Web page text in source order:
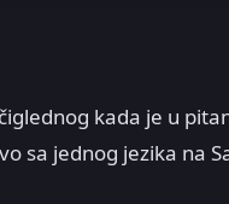
kada je u
sa jednog jezika na